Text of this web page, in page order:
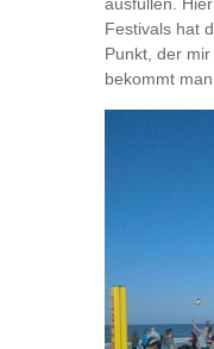
Festivals hat
Punkt, der
bekommt